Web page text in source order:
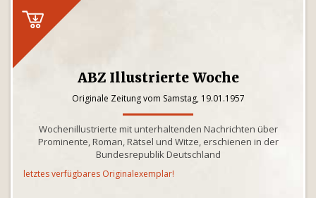
ABZ Illustrierte Woche
Originale Zeitung vom Samstag, 19.01.1957
Wochenillustrierte mit unterhaltenden Nachrichten über
Prominente, Roman, Rätsel und Witze, erschienen in der
Bundesrepublik Deutschland
letztes verfügbares Originalexemplar!